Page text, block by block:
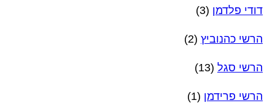
דודי פלדמן (3)
הרשי כהנוביץ (2)
הרשי סגל (13)
הרשי פרידמן (1)